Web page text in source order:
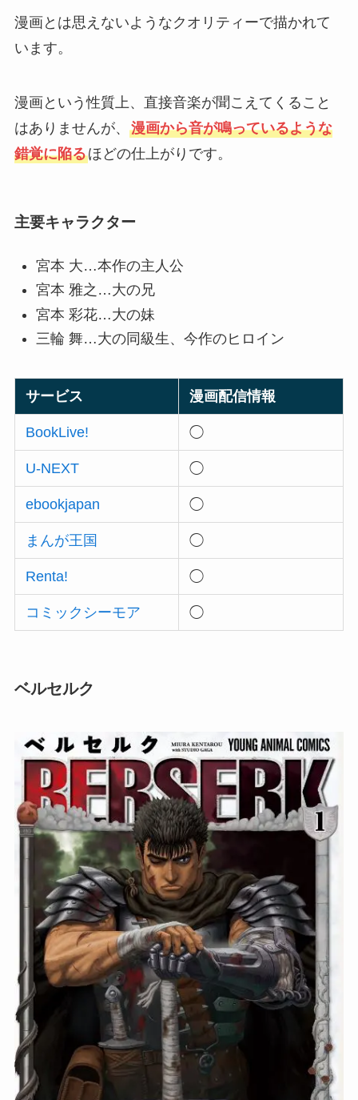
漫画とは思えないようなクオリティーで描かれて
います。
漫画という性質上、直接音楽が聞こえてくること
はありませんが、 漫画から音が鳴っているような
錯覚に陥るほどの仕上がりです。
主要キャラクター
宮本 大…本作の主人公
宮本 雅之…大の兄
宮本 彩花…大の妹
三輪 舞…大の同級生、今作のヒロイン
サービス 漫画配信情報
BookLive! ◯
U-NEXT ◯
ebookjapan ◯
まんが王国 ◯
Renta! ◯
コミックシーモア ◯
ベルセルク